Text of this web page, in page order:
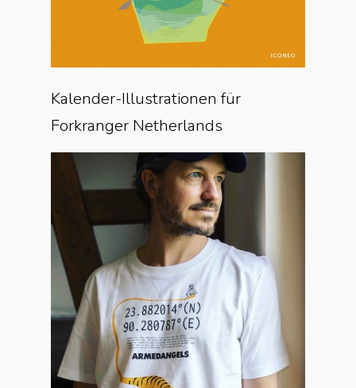
Kalender-Illustrationen für
Forkranger Netherlands